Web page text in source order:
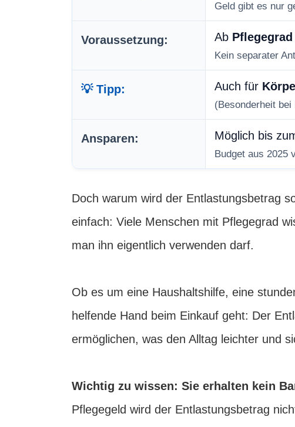
Geld gibt es nur
Voraussetzung: Ab Pflegegrad
Kein separater
💡 Tipp: Auch für
(Besonderheit
Ansparen: Möglich bis
Budget aus 2025
Doch warum wird der Entlastungsbetrag
einfach: Viele Menschen mit Pflegegrad
man ihn eigentlich verwenden darf.
Ob es um eine Haushaltshilfe, eine
helfende Hand beim Einkauf geht: Der
ermöglichen, was den Alltag leichter und
Wichtig zu wissen: Sie erhalten kein
Pflegegeld wird der Entlastungsbetrag